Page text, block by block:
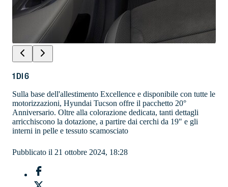
1DI6
Sulla base dell'allestimento Excellence e disponibile con tutte le
motorizzazioni, Hyundai Tucson offre il pacchetto 20°
Anniversario. Oltre alla colorazione dedicata, tanti dettagli
arricchiscono la dotazione, a partire dai cerchi da 19" e gli
interni in pelle e tessuto scamosciato
Pubblicato il 21 ottobre 2024, 18:28